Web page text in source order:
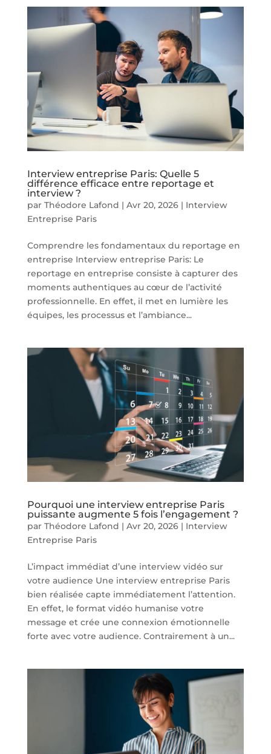
Interview entreprise Paris: Quelle 5
différence efficace entre reportage et
interview ?
par Théodore Lafond | Avr 20, 2026| Interview
Entreprise Paris
Comprendre les fondamentaux du reportage en
entreprise Interview entreprise Paris: Le
reportage en entreprise consiste à capturer des
moments authentiques au cœur de l’activité
professionnelle. En effet, il met en lumière les
équipes, les processus et l’ambiance...
Pourquoi une interview entreprise Paris
puissante augmente 5 fois l’engagement ?
par Théodore Lafond | Avr 20, 2026| Interview
Entreprise Paris
L’impact immédiat d’une interview vidéo sur
votre audience Une interview entreprise Paris
bien réalisée capte immédiatement l’attention.
En effet, le format vidéo humanise votre
message et crée une connexion émotionnelle
forte avec votre audience. Contrairement à un...